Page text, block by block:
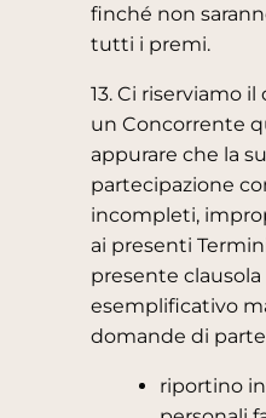
finché non
tutti i premi.
13. Ci riserviamo
un Concorrente
appurare che la
partecipazione
incompleti,
ai presenti
presente
esemplificativo
domande di
riportino